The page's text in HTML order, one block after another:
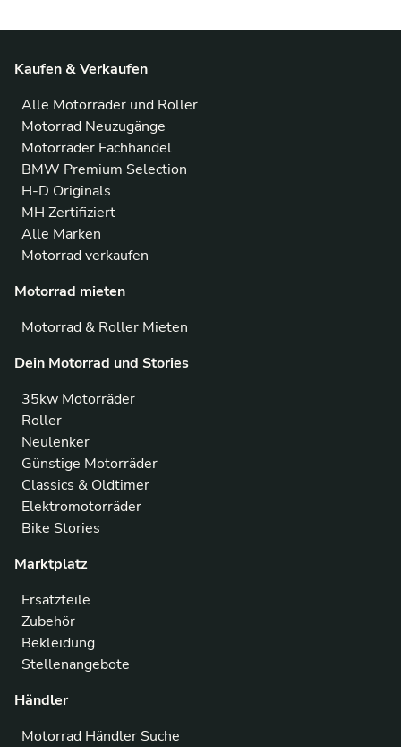
Kaufen & Verkaufen
Alle Motorräder und Roller
Motorrad Neuzugänge
Motorräder Fachhandel
BMW Premium Selection
H-D Originals
MH Zertifiziert
Alle Marken
Motorrad verkaufen
Motorrad mieten
Motorrad & Roller Mieten
Dein Motorrad und Stories
35kw Motorräder
Roller
Neulenker
Günstige Motorräder
Classics & Oldtimer
Elektromotorräder
Bike Stories
Marktplatz
Ersatzteile
Zubehör
Bekleidung
Stellenangebote
Händler
Motorrad Händler Suche